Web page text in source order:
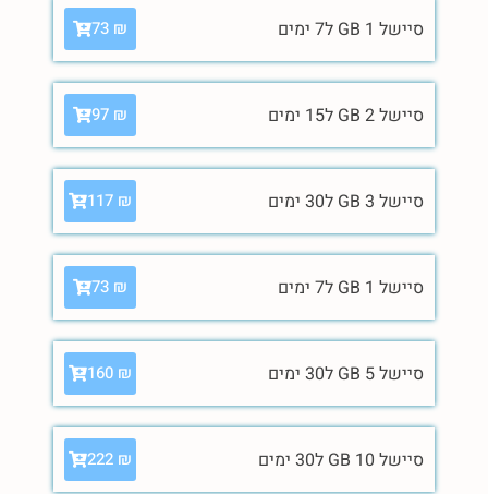
סיישל 1 GB ל7 ימים 73 ₪
סיישל 2 GB ל15 ימים 97 ₪
סיישל 3 GB ל30 ימים 117 ₪
סיישל 1 GB ל7 ימים 73 ₪
סיישל 5 GB ל30 ימים 160 ₪
סיישל 10 GB ל30 ימים 222 ₪